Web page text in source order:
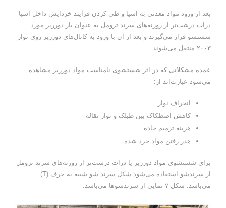
بعد از ورود مواد معدنی به آسیا و طی کردن فرآیند خردایش داخل آسیا
ذرات درشت‌تر از روزنه‌های سرند ترومل به عنوان بار دورریز مورد
شستشو قرار می‌گیرند و بعد از آن با ورود به کانال‌های دورریز روی نوار
۲۰۰۳ منتقل می‌شوند.
عمده مشکلاتی که در اثر شستشوی نامناسب مواد دورریز مشاهده
می‌شود عبارت‌اند از:
انحراف نوار
کاهش اصطکاک بین طبلک و نوار نقاله
هزینه ترمیم جاده
هدر رفتن مواد خرد شده
برای شستشوی مواد دورریز یا ذرات درشت‌تر از روزنه‌های سرند ترومل
از سرندشو استفاده می‌شود شکل سرند شو شبیه به حرف (T)
می‌باشد. شکل ۷ نمایی از سرندشوها می‌باشد.